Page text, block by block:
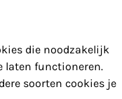
die noodzakelijk
laten functioneren.
soorten cookies je